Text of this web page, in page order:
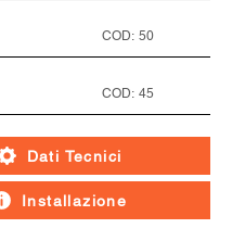
COD: 50
COD: 45
Dati Tecnici
Installazione